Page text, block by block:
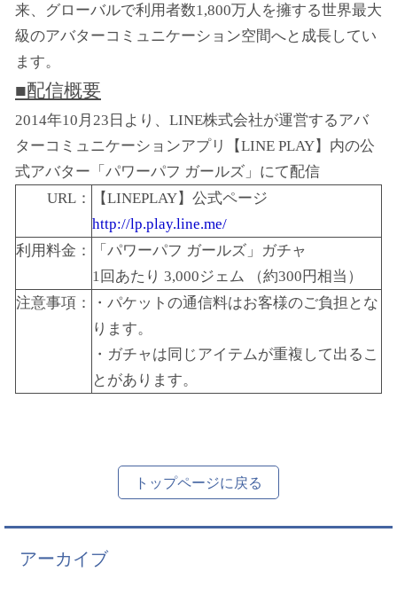
来、グローバルで利用者数1,800万人を擁する世界最大
級のアバターコミュニケーション空間へと成長してい
ます。
■配信概要
2014年10月23日より、LINE株式会社が運営するアバ
ターコミュニケーションアプリ【LINE PLAY】内の公
式アバター「パワーパフ ガールズ」にて配信
URL ：
【LINEPLAY】公式ページ
http://lp.play.line.me/
利用料金：
「パワーパフ ガールズ」ガチャ
1回あたり 3,000ジェム （約300円相当）
注意事項：
・パケットの通信料はお客様のご負担とな
ります。
・ガチャは同じアイテムが重複して出るこ
とがあります。
トップページに戻る
アーカイブ